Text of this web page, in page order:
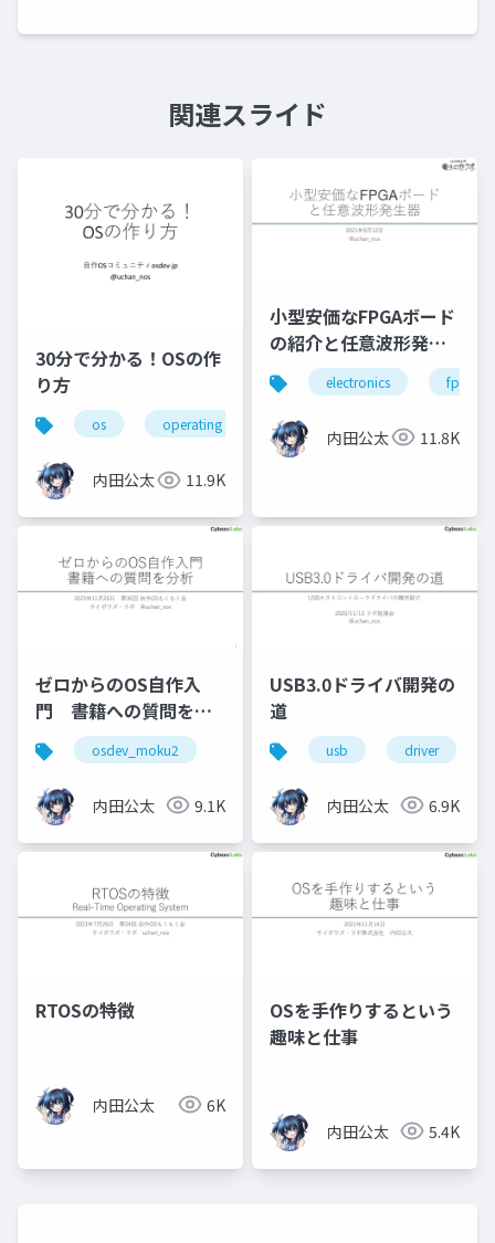
関連スライド
30分で分かる！OSの作
り方
os operating system osdev_moku2
内田公太 11.9K
小型安価なFPGAボード
の紹介と任意波形発生
器
electronics fpga
内田公太 11.8K
ゼロからのOS自作入
門 書籍への質問を分
析
osdev_moku2
内田公太 9.1K
USB3.0ドライバ開発の
道
usb driver
内田公太 6.9K
RTOSの特徴
内田公太 6K
OSを手作りするという
趣味と仕事
内田公太 5.4K